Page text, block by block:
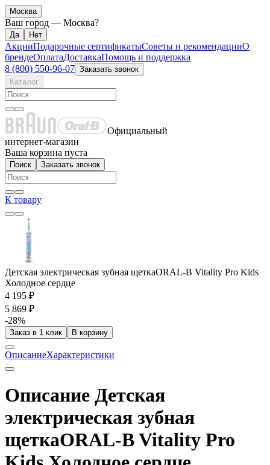
Москва
Ваш город — Москва?
АкцииПодарочные сертификатыСоветы и рекомендацииО
брендеОплатаДоставкаПомощь и поддержка
8 (800) 550-96-07 Заказать звонок
Каталог
Официальный
интернет-магазин
Ваша корзина пуста
Поиск Заказать звонок
К товару
Детская электрическая зубная щеткаORAL-B Vitality Pro Kids
Холодное сердце
4 195 ₽
5 869 ₽
-28%
Заказ в 1 клик В корзину
ОписаниеХарактеристики
Описание Детская
электрическая зубная
щеткаORAL-B Vitality Pro